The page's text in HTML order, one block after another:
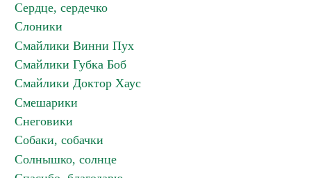
Сердце, сердечко
Слоники
Смайлики Винни Пух
Смайлики Губка Боб
Смайлики Доктор Хаус
Смешарики
Снеговики
Собаки, собачки
Солнышко, солнце